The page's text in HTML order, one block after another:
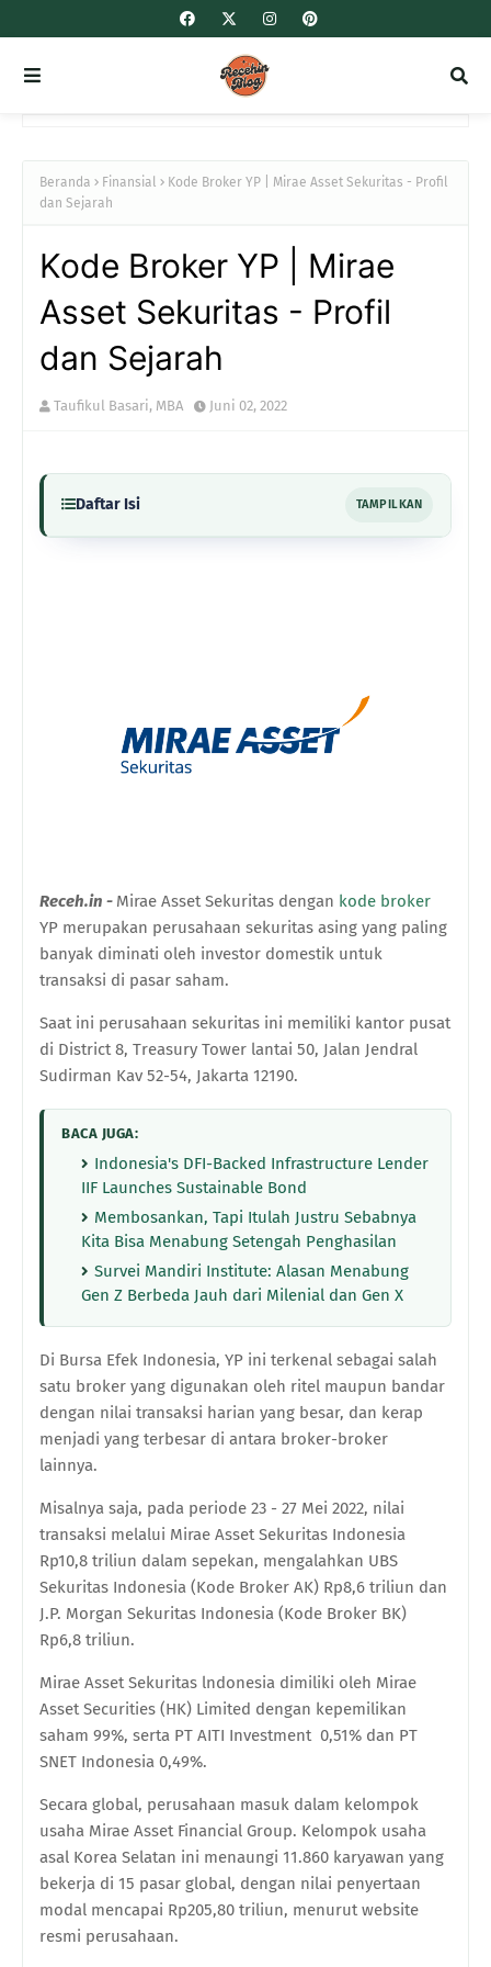
Beranda Finansial
Kode Broker YP | Mirae Asset Sekuritas - Profil
dan Sejarah
Kode Broker YP | Mirae
Asset Sekuritas - Profil
dan Sejarah
Taufikul Basari, MBA Juni 02, 2022
Daftar Isi TAMPILKAN
Receh.in - Mirae Asset Sekuritas dengan kode broker
YP merupakan perusahaan sekuritas asing yang paling
banyak diminati oleh investor domestik untuk
transaksi di pasar saham.
Saat ini perusahaan sekuritas ini memiliki kantor pusat
di District 8, Treasury Tower lantai 50, Jalan Jendral
Sudirman Kav 52-54, Jakarta 12190.
BACA JUGA:
Indonesia's DFI-Backed Infrastructure Lender
IIF Launches Sustainable Bond
Membosankan, Tapi Itulah Justru Sebabnya
Kita Bisa Menabung Setengah Penghasilan
Survei Mandiri Institute: Alasan Menabung
Gen Z Berbeda Jauh dari Milenial dan Gen X
Di Bursa Efek Indonesia, YP ini terkenal sebagai salah
satu broker yang digunakan oleh ritel maupun bandar
dengan nilai transaksi harian yang besar, dan kerap
menjadi yang terbesar di antara broker-broker
lainnya.
Misalnya saja, pada periode 23 - 27 Mei 2022, nilai
transaksi melalui Mirae Asset Sekuritas Indonesia
Rp10,8 triliun dalam sepekan, mengalahkan UBS
Sekuritas Indonesia (Kode Broker AK) Rp8,6 triliun dan
J.P. Morgan Sekuritas Indonesia (Kode Broker BK)
Rp6,8 triliun.
Mirae Asset Sekuritas lndonesia dimiliki oleh Mirae
Asset Securities (HK) Limited dengan kepemilikan
saham 99%, serta PT AITI Investment 0,51% dan PT
SNET Indonesia 0,49%.
Secara global, perusahaan masuk dalam kelompok
usaha Mirae Asset Financial Group. Kelompok usaha
asal Korea Selatan ini menaungi 11.860 karyawan yang
bekerja di 15 pasar global, dengan nilai penyertaan
modal mencapai Rp205,80 triliun, menurut website
resmi perusahaan.